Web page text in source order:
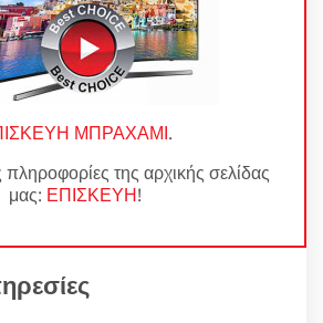
ΜΠΡΑΧΑΜΙ.
πληροφορίες της αρχικής σελίδας
μας: ΕΠΙΣΚΕΥΗ!